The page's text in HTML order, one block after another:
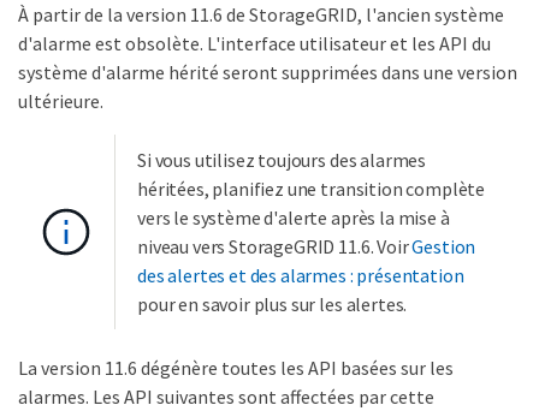
À partir de la version 11.6 de StorageGRID, l'ancien système
d'alarme est obsolète. L'interface utilisateur et les API du
système d'alarme hérité seront supprimées dans une version
ultérieure.
Si vous utilisez toujours des alarmes
héritées, planifiez une transition complète
vers le système d'alerte après la mise à
niveau vers StorageGRID 11.6. VoirGestion
des alertes et des alarmes : présentation
pour en savoir plus sur les alertes.
La version 11.6 dégénère toutes les API basées sur les
alarmes. Les API suivantes sont affectées par cette